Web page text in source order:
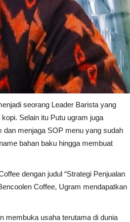
seorang Leader Barista yang
Selain itu Putu ugram juga
menjaga SOP menu yang sudah
bahan baku hingga membuat
dengan judul “Strategi Penjualan
Coffee, Ugram mendapatkan
membuka usaha terutama di dunia